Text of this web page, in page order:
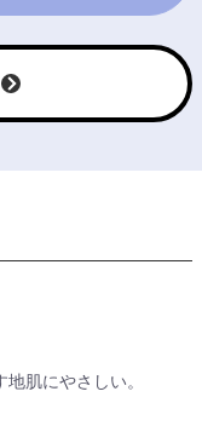
肌にやさしい。